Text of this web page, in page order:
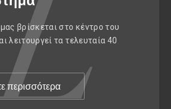
βρίσκεται στο κέντρο του
λειτουργεί τα τελευταία 40
περισσότερα